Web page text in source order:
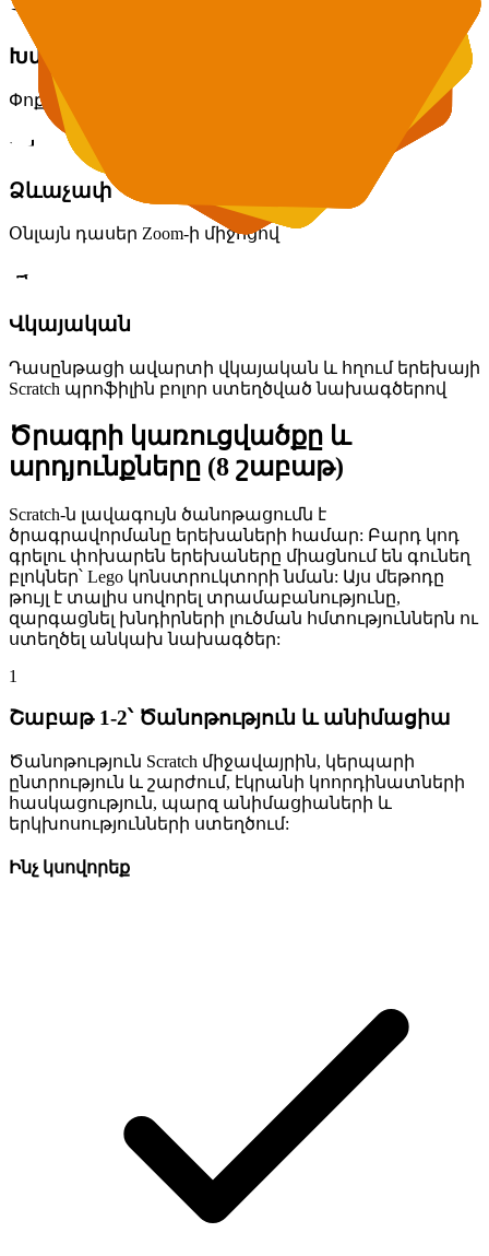
Խմբի կառուցվածքը
Փոքր խումբ՝ 4-8 ուսանող
Ձևաչափ
Օնլայն դասեր Zoom-ի միջոցով
Վկայական
Դասընթացի ավարտի վկայական և հղում երեխայի
Scratch պրոֆիլին բոլոր ստեղծված նախագծերով
Ծրագրի կառուցվածքը և
արդյունքները (8 շաբաթ)
Scratch-ն լավագույն ծանոթացումն է
ծրագրավորմանը երեխաների համար: Բարդ կոդ
գրելու փոխարեն երեխաները միացնում են գունեղ
բլոկներ՝ Lego կոնստրուկտորի նման: Այս մեթոդը
թույլ է տալիս սովորել տրամաբանությունը,
զարգացնել խնդիրների լուծման հմտություններն ու
ստեղծել անկախ նախագծեր:
1
Շաբաթ 1-2՝ Ծանոթություն և անիմացիա
Ծանոթություն Scratch միջավայրին, կերպարի
ընտրություն և շարժում, էկրանի կոորդինատների
հասկացություն, պարզ անիմացիաների և
երկխոսությունների ստեղծում:
Ինչ կսովորեք